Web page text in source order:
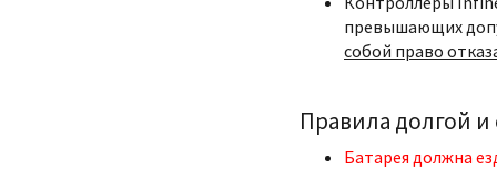
превышающих
собой право
Правила долгой
Батарея должна